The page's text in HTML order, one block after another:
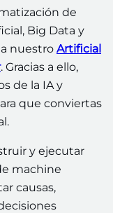
de
Big Data y
nuestro Artificial
. Gracias a ello,
de la IA y
que conviertas
y ejecutar
machine
causas,